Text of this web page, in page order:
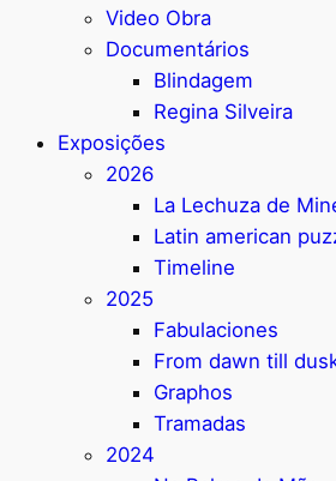
Video Obra
Documentários
Blindagem
Regina Silveira
Exposições
2026
La Lechuza de
Latin american
Timeline
2025
Fabulaciones
From dawn till
Graphos
Tramadas
2024